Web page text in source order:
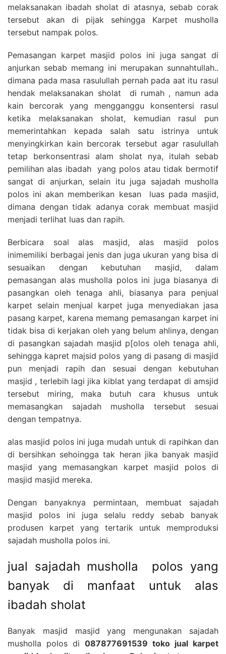
melaksanakan ibadah sholat di atasnya, sebab corak
tersebut akan di pijak sehingga Karpet musholla
tersebut nampak polos.
Pemasangan karpet masjid polos ini juga sangat di
anjurkan sebab memang ini merupakan sunnahtullah..
dimana pada masa rasulullah pernah pada aat itu rasul
hendak melaksanakan sholat di rumah , namun ada
kain bercorak yang mengganggu konsentersi rasul
ketika melaksanakan sholat, kemudian rasul pun
memerintahkan kepada salah satu istrinya untuk
menyingkirkan kain bercorak tersebut agar rasulullah
tetap berkonsentrasi alam sholat nya, itulah sebab
pemilihan alas ibadah yang polos atau tidak bermotif
sangat di anjurkan, selain itu juga sajadah musholla
polos ini akan memberikan kesan luas pada masjid,
dimana dengan tidak adanya corak membuat masjid
menjadi terlihat luas dan rapih.
Berbicara soal alas masjid, alas masjid polos
inimemiliki berbagai jenis dan juga ukuran yang bisa di
sesuaikan dengan kebutuhan masjid, dalam
pemasangan alas musholla polos ini juga biasanya di
pasangkan oleh tenaga ahli, biasanya para penjual
karpet selain menjual karpet juga menyediakan jasa
pasang karpet, karena memang pemasangan karpet ini
tidak bisa di kerjakan oleh yang belum ahlinya, dengan
di pasangkan sajadah masjid p[olos oleh tenaga ahli,
sehingga kapret majsid polos yang di pasang di masjid
pun menjadi rapih dan sesuai dengan kebutuhan
masjid , terlebih lagi jika kiblat yang terdapat di amsjid
tersebut miring, maka butuh cara khusus untuk
memasangkan sajadah musholla tersebut sesuai
dengan tempatnya.
alas masjid polos ini juga mudah untuk di rapihkan dan
di bersihkan sehoingga tak heran jika banyak masjid
masjid yang memasangkan karpet masjid polos di
masjid masjid mereka.
Dengan banyaknya permintaan, membuat sajadah
masjid polos ini juga selalu reddy sebab banyak
produsen karpet yang tertarik untuk memproduksi
sajadah musholla polos ini.
jual sajadah musholla polos yang
banyak di manfaat untuk alas
ibadah sholat
Banyak masjid masjid yang mengunakan sajadah
musholla polos di 087877691539 toko jual karpet